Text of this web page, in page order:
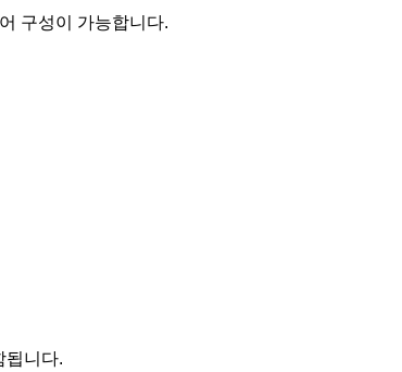
구성이 가능합니다.
됩니다.